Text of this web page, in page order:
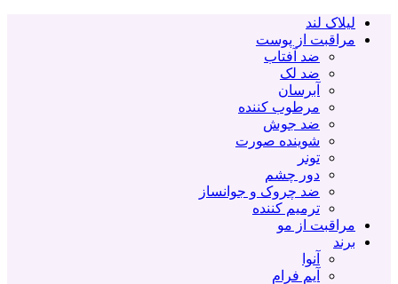
لیلاک لند
مراقبت از پوست
ضد آفتاب
ضد لک
آبرسان
مرطوب کننده
ضد جوش
شوینده صورت
تونر
دور چشم
ضد چروک و جوانساز
ترمیم کننده
مراقبت از مو
برند
آنوا
آیم فرام